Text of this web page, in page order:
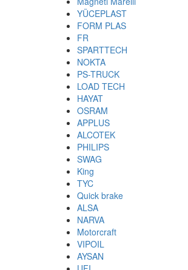
YÜCEPLAST
FORM PLAS
FR
SPARTTECH
NOKTA
PS-TRUCK
LOAD TECH
HAYAT
OSRAM
APPLUS
ALCOTEK
PHILIPS
SWAG
King
TYC
Quick brake
ALSA
NARVA
Motorcraft
VIPOIL
AYSAN